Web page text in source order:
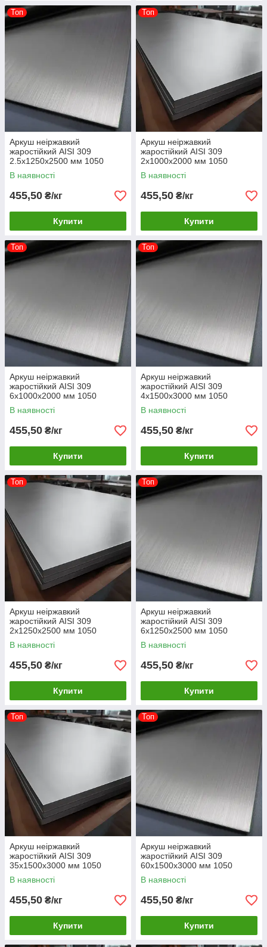
Топ
Аркуш неіржавкий
жаростійкий AISI 309
2.5х1250х2500 мм 1050
градусів
В наявності
455,50 ₴/кг
Купити
Топ
Аркуш неіржавкий
жаростійкий AISI 309
2х1000х2000 мм 1050
градусів
В наявності
455,50 ₴/кг
Купити
Топ
Аркуш неіржавкий
жаростійкий AISI 309
6х1000х2000 мм 1050
градусів
В наявності
455,50 ₴/кг
Купити
Топ
Аркуш неіржавкий
жаростійкий AISI 309
4х1500х3000 мм 1050
градусів
В наявності
455,50 ₴/кг
Купити
Топ
Аркуш неіржавкий
жаростійкий AISI 309
2х1250х2500 мм 1050
градусів
В наявності
455,50 ₴/кг
Купити
Топ
Аркуш неіржавкий
жаростійкий AISI 309
6х1250х2500 мм 1050
градусів
В наявності
455,50 ₴/кг
Купити
Топ
Аркуш неіржавкий
жаростійкий AISI 309
35х1500х3000 мм 1050
градусів
В наявності
455,50 ₴/кг
Купити
Топ
Аркуш неіржавкий
жаростійкий AISI 309
60х1500х3000 мм 1050
градусів
В наявності
455,50 ₴/кг
Купити